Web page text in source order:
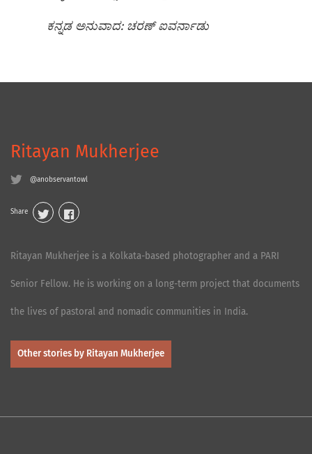
ಕನ್ನಡ ಅನುವಾದ: ಚರಣ್‌ ಐವರ್ನಾಡು
Ritayan Mukherjee
@anobservantowl
Share
Ritayan Mukherjee is a Kolkata-based photographer and a PARI
Senior Fellow. He is working on a long-term project that documents
the lives of pastoral and nomadic communities in India.
Other stories by Ritayan Mukherjee